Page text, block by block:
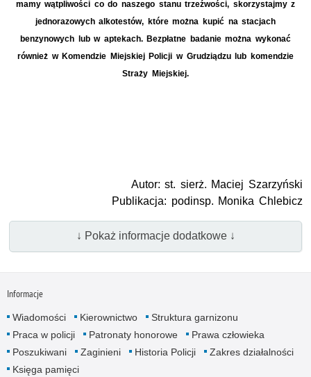
mamy wątpliwości co do naszego stanu trzeźwości, skorzystajmy z
jednorazowych alkotestów, które można kupić na stacjach
benzynowych lub w aptekach. Bezpłatne badanie można wykonać
również w Komendzie Miejskiej Policji w Grudziądzu lub komendzie
Straży Miejskiej.
Autor: st. sierż. Maciej Szarzyński
Publikacja: podinsp. Monika Chlebicz
↓ Pokaż informacje dodatkowe ↓
Informacje
Wiadomości Kierownictwo
Struktura garnizonu
Praca w policji
Patronaty honorowe
Prawa człowieka
Poszukiwani
Zaginieni Historia Policji
Zakres działalności
Księga pamięci